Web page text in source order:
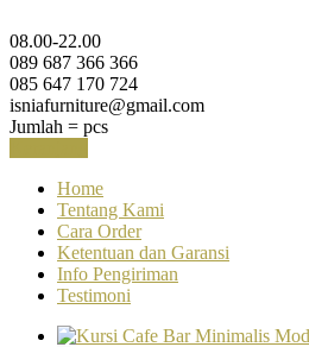
08.00-22.00
089 687 366 366
085 647 170 724
isniafurniture@gmail.com
Jumlah = pcs
Home
Tentang Kami
Cara Order
Ketentuan dan Garansi
Info Pengiriman
Testimoni